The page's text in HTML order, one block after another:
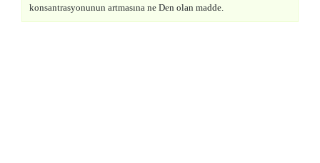
konsantrasyonunun artmasına ne Den olan madde.